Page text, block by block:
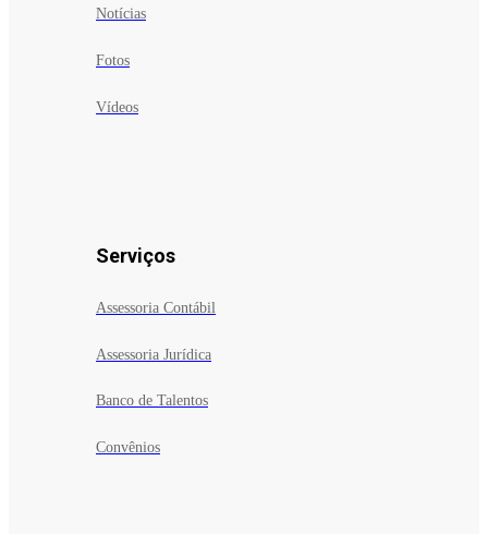
Notícias
Fotos
Vídeos
Serviços
Assessoria Contábil
Assessoria Jurídica
Banco de Talentos
Convênios